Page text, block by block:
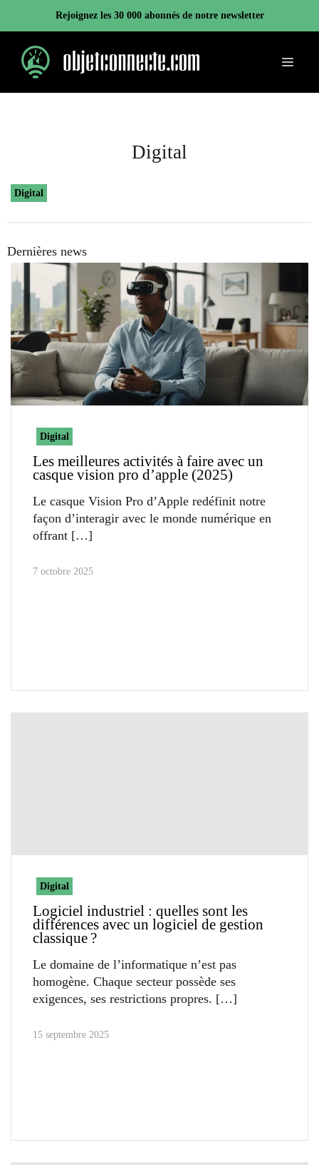
contenu
Rejoignez les 30 000 abonnés de notre newsletter
Menu
Digital
Digital
Dernières news
Digital
Les meilleures activités à faire avec un
casque vision pro d’apple (2025)
Le casque Vision Pro d’Apple redéfinit notre
façon d’interagir avec le monde numérique en
offrant
7 octobre 2025
Digital
Logiciel industriel : quelles sont les
différences avec un logiciel de gestion
classique ?
Le domaine de l’informatique n’est pas
homogène. Chaque secteur possède ses
exigences, ses restrictions propres.
15 septembre 2025